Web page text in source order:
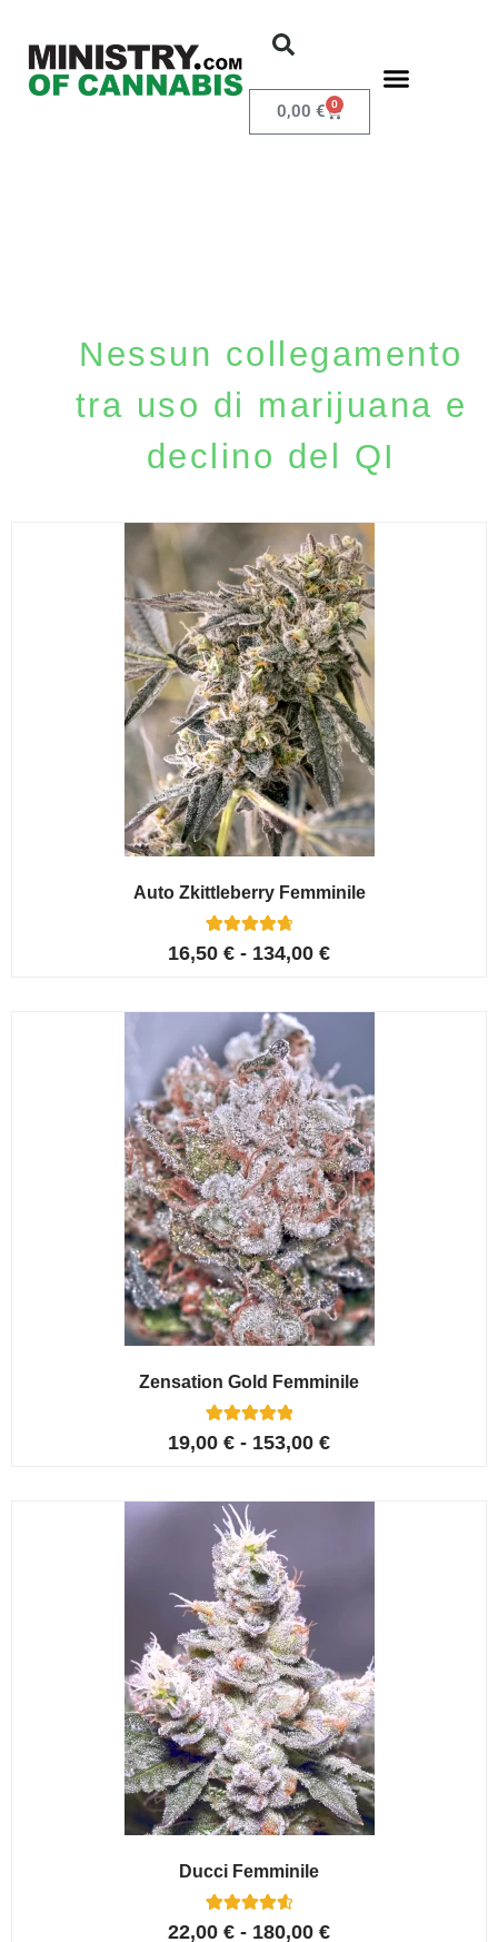
0,00 € 0
Nessun collegamento
tra uso di marijuana e
declino del QI
Auto Zkittleberry Femminile
Valutato
4.80
5
recensioni
16,50 € - 134,00 €
Zensation Gold Femminile
Valutato
5.00
6
recensioni
19,00 € - 153,00 €
Ducci Femminile
Valutato
6
22,00 € - 180,00 €